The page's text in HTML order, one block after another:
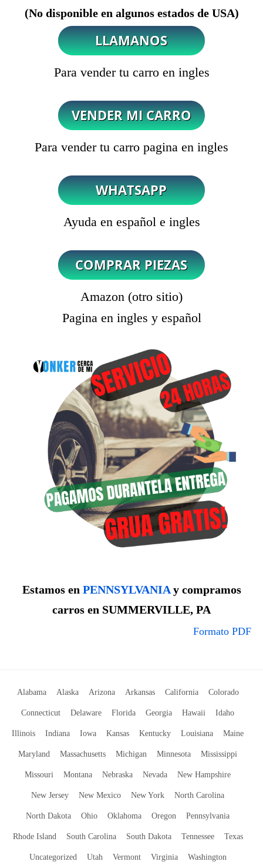
(No disponible en algunos estados de USA)
Para vender tu carro en ingles
Para vender tu carro pagina en ingles
Ayuda en español e ingles
Amazon (otro sitio)
Pagina en ingles y español
Estamos en PENNSYLVANIAy compramos
carros en SUMMERVILLE, PA
Formato PDF
Alabama Alaska Arizona Arkansas California Colorado
Connecticut Delaware Florida Georgia Hawaii Idaho
Illinois Indiana Iowa Kansas Kentucky Louisiana Maine
Maryland Massachusetts Michigan Minnesota Mississippi
Missouri Montana Nebraska Nevada New Hampshire
New Jersey New Mexico New York North Carolina
North Dakota Ohio Oklahoma Oregon Pennsylvania
Rhode Island South Carolina South Dakota Tennessee Texas
Uncategorized Utah Vermont Virginia Washington